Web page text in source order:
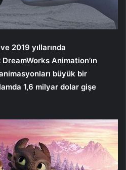
2019 yıllarında
Animation’ın
animasyonları büyük bir
1,6 milyar dolar gişe